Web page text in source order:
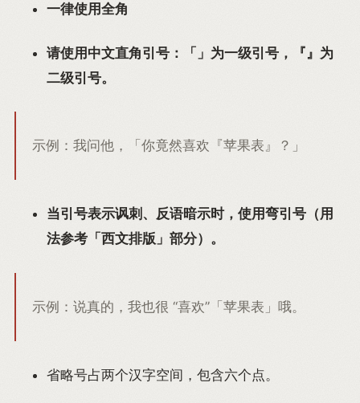
一律使用全角
请使用中文直角引号：「」为一级引号，『』为
二级引号。
示例：我问他，「你竟然喜欢『苹果表』？」
当引号表示讽刺、反语暗示时，使用弯引号（用
法参考「西文排版」部分）。
示例：说真的，我也很 “喜欢”「苹果表」哦。
省略号占两个汉字空间，包含六个点。